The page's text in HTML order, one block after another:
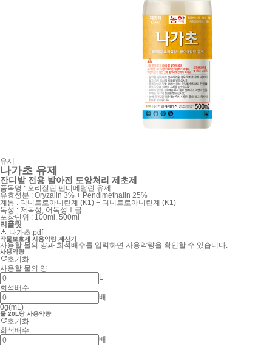
유제
나가초 유제
잔디밭 전용 발아전 토양처리 제초제
품목명 : 오리잘린.펜디메탈린 유제
유효성분 : Oryzalin 3% + Pendimethalin 25%
계통 : 디니트로아니린계 (K1) + 디니트로아니린계 (K1)
독성 : 저독성, 어독성Ⅰ급
포장단위 : 100ml, 500ml
리플릿
나가초.pdf
작물보호제 사용약량 계산기
사용할 물의 양과 희석배수를 입력하면 사용약량을 확인할 수 있습니다.
사용약량
초기화
사용할 물의 양
L
희석배수
배
0g(mL)
물 20L당 사용약량
초기화
희석배수
배